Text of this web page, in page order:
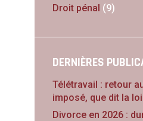
Droit pénal (9)
DERNIÈRES
Télétravail : retour
imposé, que dit la loi
Divorce en 2026 :